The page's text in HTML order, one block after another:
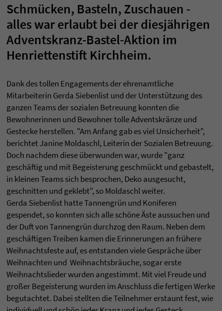
Schmücken, Basteln, Zuschauen -
alles war erlaubt bei der diesjährigen
Adventskranz-Bastel-Aktion im
Henriettenstift Kirchheim.
Dank des tollen Engagements der ehrenamtliche
Mitarbeiterin Gerda Siebenlist und der Unterstützung des
ganzen Teams der sozialen Betreuung konnten die
Bewohnerinnen und Bewohner tolle Adventskränze und
Gestecke herstellen. "Am Anfang gab es viel Unsicherheit",
berichtet Janine Moldaschl, Leiterin der Sozialen Betreuung.
Doch nachdem diese überwunden war, wurde "ganz
geschäftig und mit Begeisterung geschmückt und gebastelt,
in kleinen Teams sich besprochen, Deko ausgesucht,
geschnitten und geklebt", so Moldaschl weiter.
Gerda Siebenlist hatte Tannengrün und Koniferen
gespendet, so konnten sich alle schöne Äste aussuchen und
der Duft von Tannengrün durchzog den Raum. Neben dem
geschäftigen Treiben kamen die Erinnerungen an frühere
Weihnachtsfeste auf, es entstanden viele Gespräche über
Weihnachten und Weihnachtsbräuche, sogar erste
Weihnachtslieder wurden angestimmt. Mit viel Freude und
großer Begeisterung wurden im Anschluss die fertigen Werke
begutachtet. Dabei stellten die Teilnehmer erstaunt fest, wie